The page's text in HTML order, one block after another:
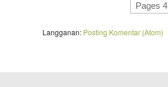
Pages 4
Langganan: Posting Komentar (Atom)